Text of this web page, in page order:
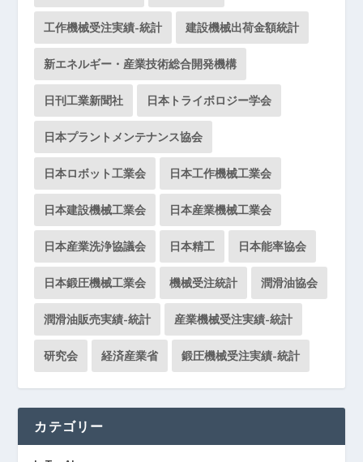
工作機械受注実績-統計 建設機械出荷金額統計
新エネルギー・産業技術総合開発機構
日刊工業新聞社 日本トライボロジー学会
日本プラントメンテナンス協会
日本ロボット工業会 日本工作機械工業会
日本建設機械工業会 日本産業機械工業会
日本産業洗浄協議会 日本精工 日本能率協会
日本鍛圧機械工業会 機械受注統計 潤滑油協会
潤滑油販売実績-統計 産業機械受注実績-統計
研究会 経済産業省 鍛圧機械受注実績-統計
カテゴリー